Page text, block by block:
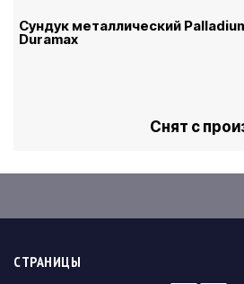
Сундук металлический
Duramax
Снят с
СТРАНИЦЫ